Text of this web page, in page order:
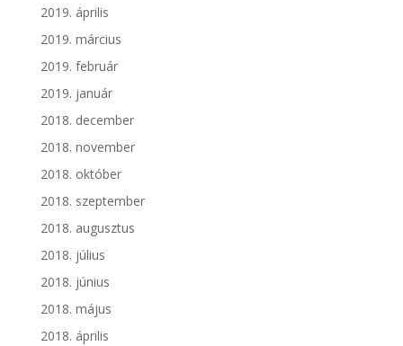
2019. április
2019. március
2019. február
2019. január
2018. december
2018. november
2018. október
2018. szeptember
2018. augusztus
2018. július
2018. június
2018. május
2018. április